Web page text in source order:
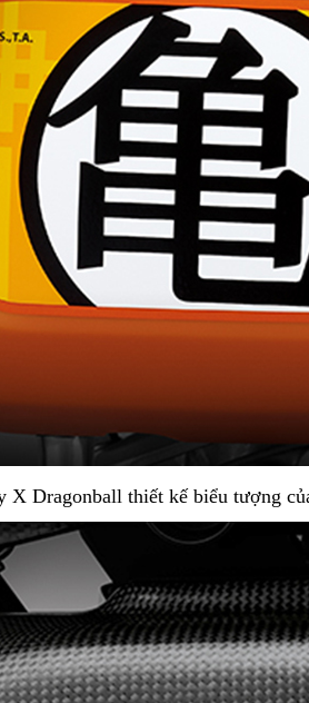
X Dragonball thiết kế biểu tượng